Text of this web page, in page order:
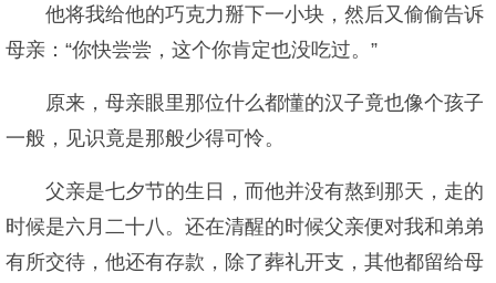
他将我给他的巧克力掰下一小块，然后又偷偷告诉
母亲：“你快尝尝，这个你肯定也没吃过。”
原来，母亲眼里那位什么都懂的汉子竟也像个孩子
一般，见识竟是那般少得可怜。
父亲是七夕节的生日，而他并没有熬到那天，走的
时候是六月二十八。还在清醒的时候父亲便对我和弟弟
有所交待，他还有存款，除了葬礼开支，其他都留给母